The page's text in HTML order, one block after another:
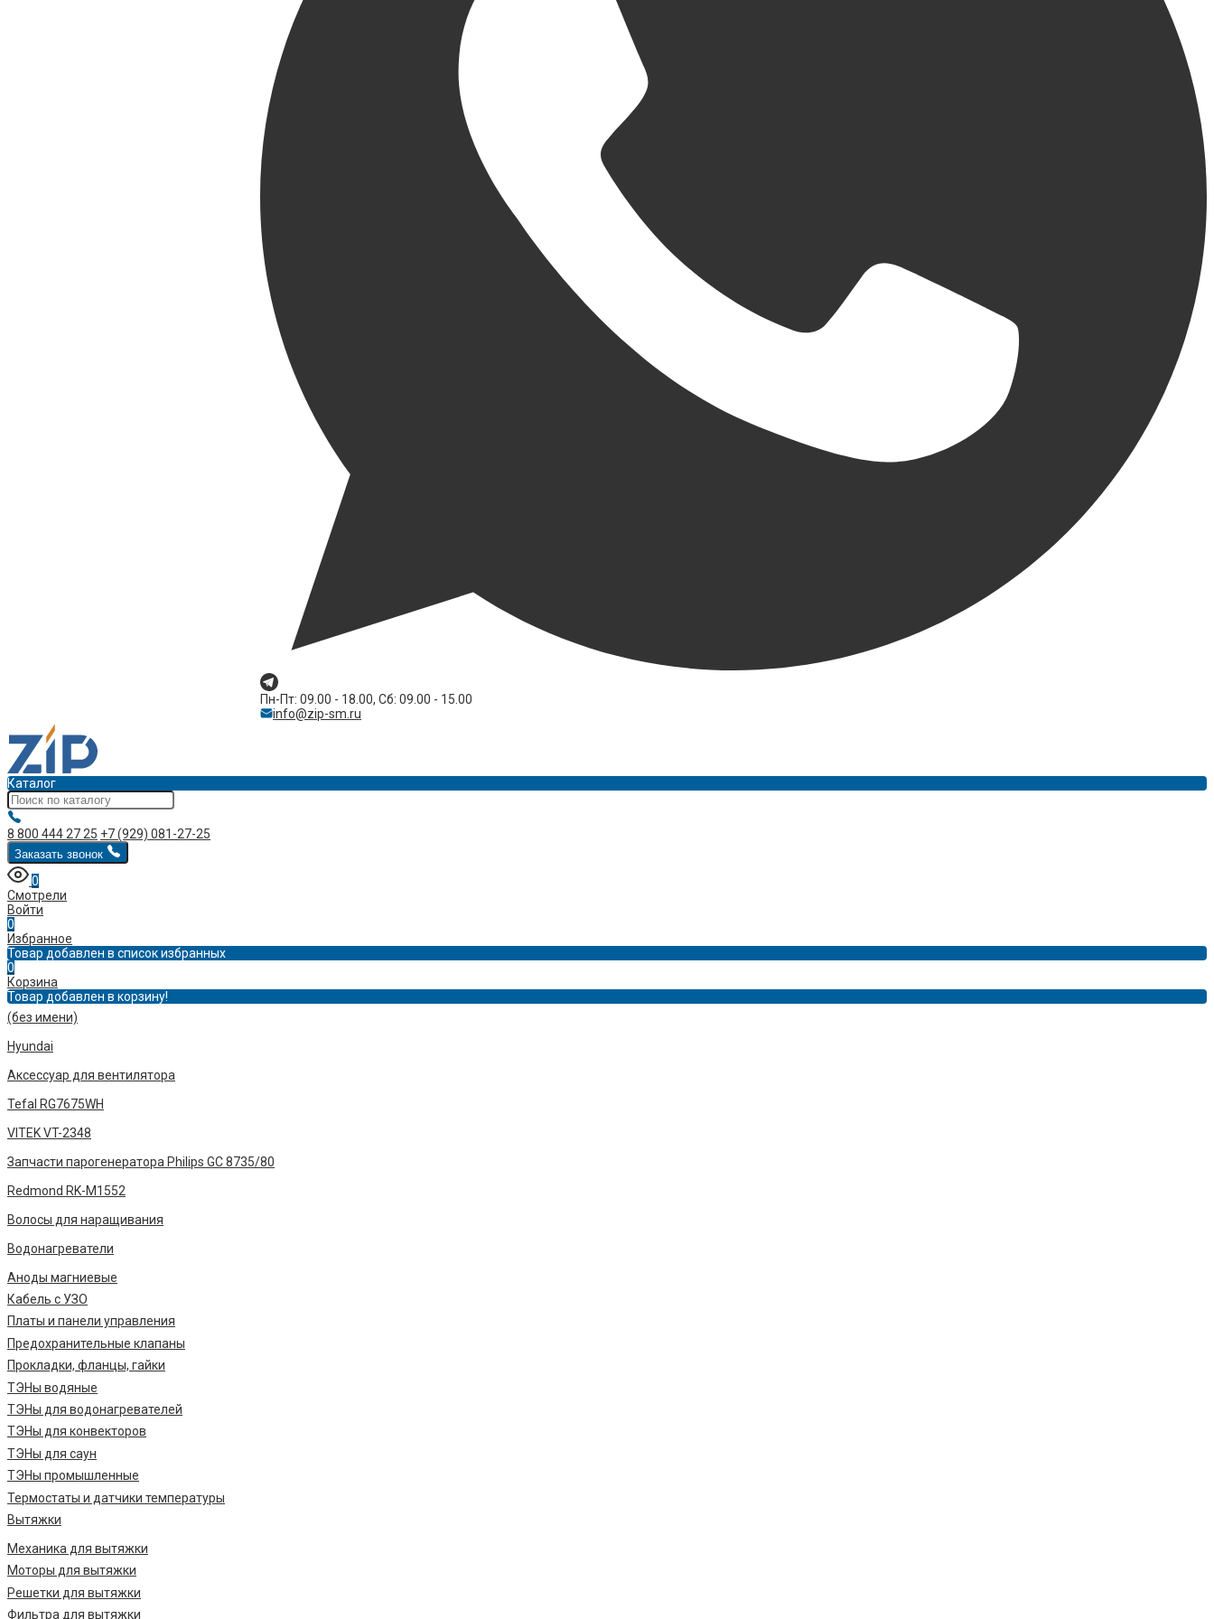
Пн-Пт: 09.00 - 18.00, Сб: 09.00 - 15.00
info@zip-sm.ru
Каталог
8 800 444 27 25 +7 (929) 081-27-25
Заказать звонок
0
Смотрели
Войти
0
Избранное
Товар добавлен в список избранных
0
Корзина
Товар добавлен в корзину!
(без имени)
Hyundai
Аксессуар для вентилятора
Tefal RG7675WH
VITEK VT-2348
Запчасти парогенератора Philips GC 8735/80
Redmond RK-M1552
Волосы для наращивания
Водонагреватели
Аноды магниевые
Кабель с УЗО
Платы и панели управления
Предохранительные клапаны
Прокладки, фланцы, гайки
ТЭНы водяные
ТЭНы для водонагревателей
ТЭНы для конвекторов
ТЭНы для саун
ТЭНы промышленные
Термостаты и датчики температуры
Вытяжки
Механика для вытяжки
Моторы для вытяжки
Решетки для вытяжки
Фильтра для вытяжки